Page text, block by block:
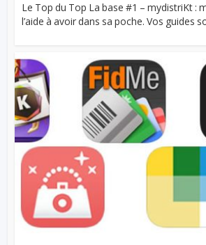
Le Top du Top La base #1 – mydistriKt :
l’aide à avoir dans sa poche. Vos guides